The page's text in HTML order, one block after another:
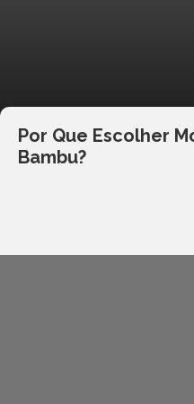
Por Que Escolher
Bambu?